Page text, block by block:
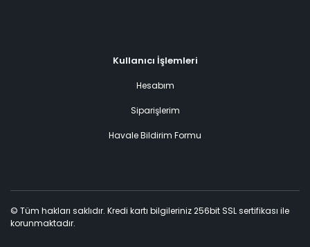
Kullanıcı İşlemleri
Hesabım
Siparişlerim
Havale Bildirim Formu
© Tüm hakları saklıdır. Kredi kartı bilgileriniz 256bit SSL sertifikası ile
korunmaktadır.